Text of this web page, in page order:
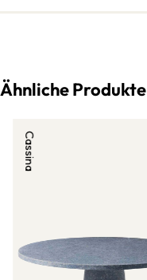
Ähnliche Produkte
Cassina